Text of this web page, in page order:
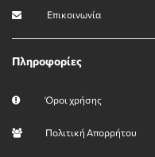
Επικοινωνία
Πληροφορίες
Όροι χρήσης
Πολιτική Απορρήτου